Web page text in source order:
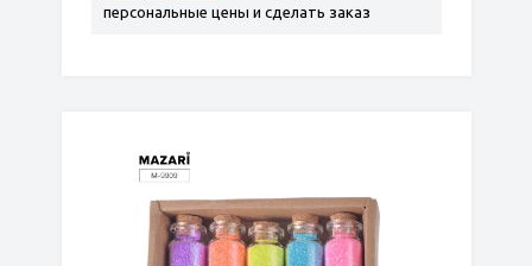
персональные цены и сделать заказ